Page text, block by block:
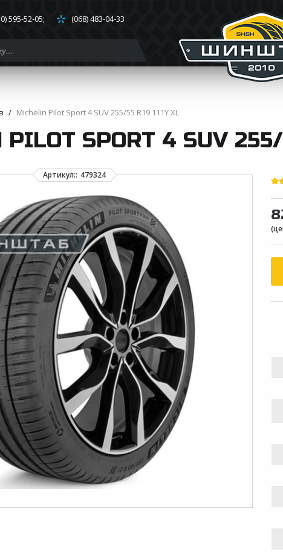
595-52-05; (068) 483-04-33
Michelin Pilot Sport 4 SUV 255/55 R19 111Y XL
PILOT SPORT 4 SUV 255/